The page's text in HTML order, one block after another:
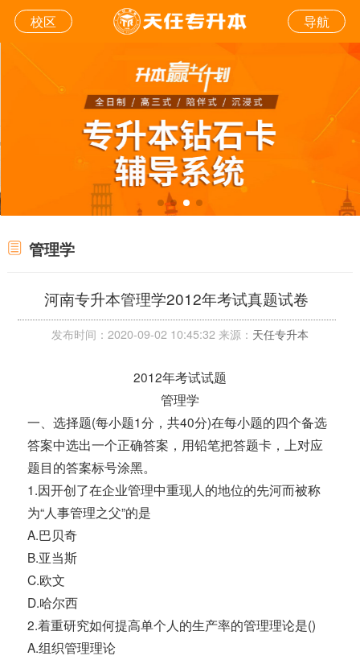
校区 导航
管理学
河南专升本管理学2012年考试真题试卷
发布时间：2020-09-02 10:45:32 来源： 天任专升本
2012年考试试题
管理学
一、选择题(每小题1分，共40分)在每小题的四个备选
答案中选出一个正确答案，用铅笔把答题卡，上对应
题目的答案标号涂黑。
1.因开创了在企业管理中重现人的地位的先河而被称
为“人事管理之父”的是
A.巴贝奇
B.亚当斯
C.欧文
D.哈尔西
2.着重研究如何提高单个人的生产率的管理理论是()
A.组织管理理论